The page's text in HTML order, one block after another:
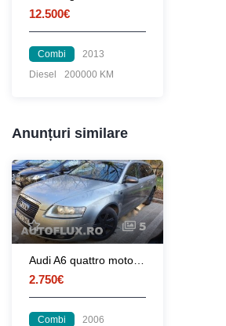
12.500€
Combi
2013
Diesel
200000 KM
Anunțuri similare
5
2.750€
Combi
2006